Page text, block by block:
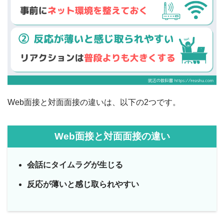
Web面接と対面面接の違いは、以下の2つです。
Web面接と対面面接の違い
会話にタイムラグが生じる
反応が薄いと感じ取られやすい